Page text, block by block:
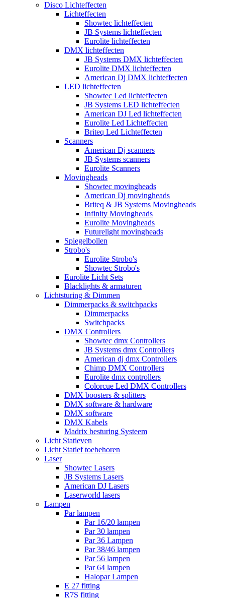
Disco Lichteffecten
Lichteffecten
Showtec lichteffecten
JB Systems lichteffecten
Eurolite lichteffecten
DMX lichteffecten
JB Systems DMX lichteffecten
Eurolite DMX lichteffecten
American Dj DMX lichteffecten
LED lichteffecten
Showtec Led lichteffecten
JB Systems LED lichteffecten
American DJ Led lichteffecten
Eurolite Led Lichteffecten
Briteq Led Lichteffecten
Scanners
American Dj scanners
JB Systems scanners
Eurolite Scanners
Movingheads
Showtec movingheads
American Dj movingheads
Briteq & JB Systems Movingheads
Infinity Movingheads
Eurolite Movingheads
Futurelight movingheads
Spiegelbollen
Strobo's
Eurolite Strobo's
Showtec Strobo's
Eurolite Licht Sets
Blacklights & armaturen
Lichtsturing & Dimmen
Dimmerpacks & switchpacks
Dimmerpacks
Switchpacks
DMX Controllers
Showtec dmx Controllers
JB Systems dmx Controllers
American dj dmx Controllers
Chimp DMX Controllers
Eurolite dmx controllers
Colorcue Led DMX Controllers
DMX boosters & splitters
DMX software & hardware
DMX software
DMX Kabels
Madrix besturing Systeem
Licht Statieven
Licht Statief toebehoren
Laser
Showtec Lasers
JB Systems Lasers
American DJ Lasers
Laserworld lasers
Lampen
Par lampen
Par 16/20 lampen
Par 30 lampen
Par 36 Lampen
Par 38/46 lampen
Par 56 lampen
Par 64 lampen
Halopar Lampen
E 27 fitting
R7S fitting